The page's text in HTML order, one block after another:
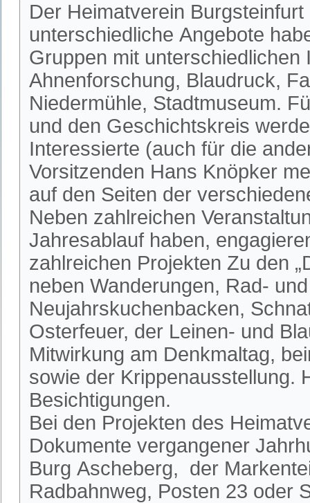
Der Heimatverein
unterschiedliche Angebote
Gruppen mit
Ahnenforschung, Blaudruck,
Niedermühle, Stadtmuseum.
und den Geschichtskreis
Interessierte (auch für die
Vorsitzenden Hans Knöpker
auf den Seiten der
Neben zahlreichen
Jahresablauf haben,
zahlreichen Projekten Zu den
neben Wanderungen, Rad-
Neujahrskuchenbacken,
Osterfeuer, der Leinen- und
Mitwirkung am Denkmaltag,
sowie der Krippenausstellung.
Besichtigungen.
Bei den Projekten des
Dokumente vergangener
Burg Ascheberg, der
Radbahnweg, Posten 23 oder